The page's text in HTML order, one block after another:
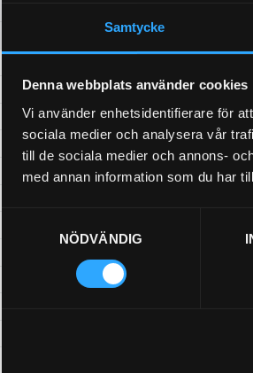
Samtycke
Denna webbplats använder cookies
Vi använder enhetsidentifierare för
sociala medier och analysera vår
till de sociala medier och annons-
med annan information som du har
NÖDVÄNDIG